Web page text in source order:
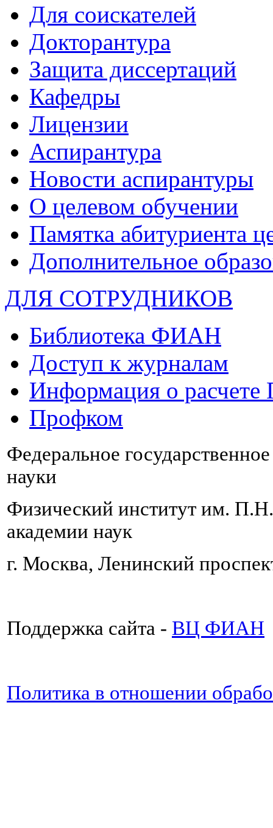
Для соискателей
Докторантура
Защита диссертаций
Кафедры
Лицензии
Аспирантура
Новости аспирантуры
О целевом обучении
Памятка абитуриента
Дополнительное
ДЛЯ СОТРУДНИКОВ
Библиотека ФИАН
Доступ к журналам
Информация о
Профком
Федеральное
науки
Физический институт им.
академии наук
г. Москва, Ленинский
Поддержка сайта - ВЦ ФИАН
Политика в отношении